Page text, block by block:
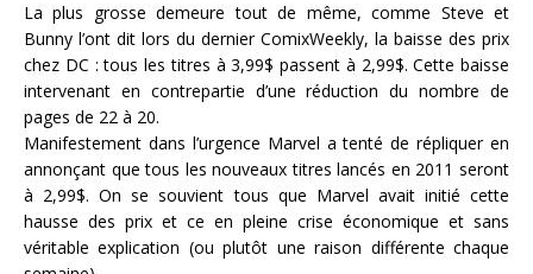
La plus grosse demeure tout de même, comme Steve et
Bunny l’ont dit lors du dernier ComixWeekly, la baisse des prix
chez DC : tous les titres à 3,99$ passent à 2,99$. Cette baisse
intervenant en contrepartie d’une réduction du nombre de
pages de 22 à 20.
Manifestement dans l’urgence Marvel a tenté de répliquer en
annonçant que tous les nouveaux titres lancés en 2011 seront
à 2,99$. On se souvient tous que Marvel avait initié cette
hausse des prix et ce en pleine crise économique et sans
véritable explication (ou plutôt une raison différente chaque